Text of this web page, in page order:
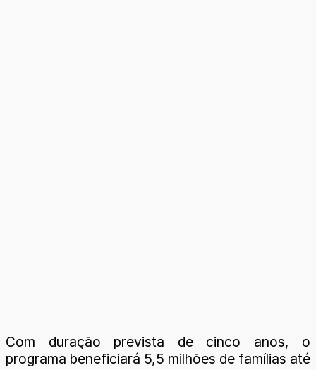
Com duração prevista de cinco anos, o
programa beneficiará 5,5 milhões de famílias até